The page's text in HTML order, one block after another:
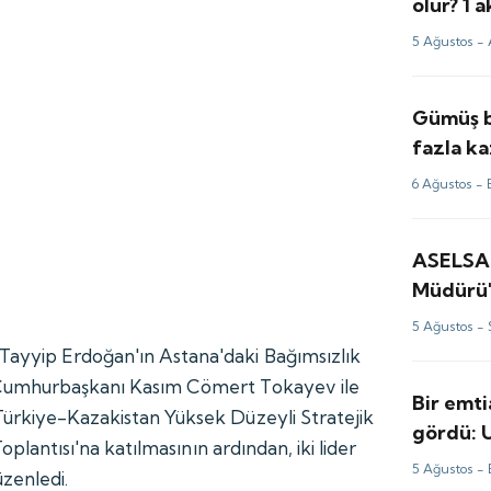
Erdoğan'ın Astana'daki Bağımsızlık
Kasım Cömert Tokayev ile
Kazakistan Yüksek Düzeyli Stratejik
katılmasının ardından, iki lider
yorum
5 Ağustos -
Gümüş
fazla
fiyatları
6 Ağustos -
5 Ağustos -
Bir
gördü:
perde
5 Ağustos -